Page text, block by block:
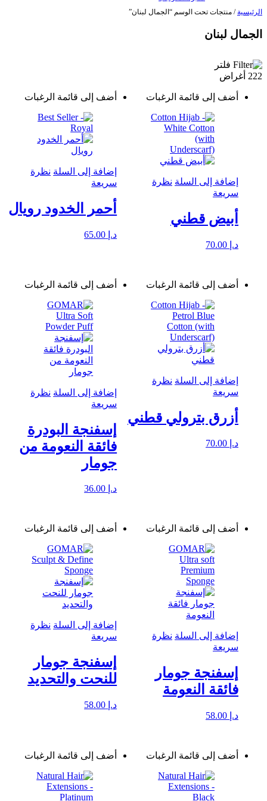
الرئيسية/ منتجات تحت الوسم “الجمال لبنان”
الجمال لبنان
فلتر
222 أغراض
أضف إلى قائمة الرغبات
إضافة إلى السلة نظرة
سريعة
أبيض قطني
د.إ
أضف إلى قائمة الرغبات
إضافة إلى السلة نظرة
سريعة
أحمر الخدود رويال
د.إ
أضف إلى قائمة الرغبات
إضافة إلى السلة نظرة
سريعة
أزرق بترولي قطني
د.إ
أضف إلى قائمة الرغبات
إضافة إلى السلة نظرة
سريعة
إسفنجة البودرة
فائقة النعومة من
جومار
د.إ
أضف إلى قائمة الرغبات
إضافة إلى السلة نظرة
سريعة
إسفنجة جومار
فائقة النعومة
د.إ
أضف إلى قائمة الرغبات
إضافة إلى السلة نظرة
سريعة
إسفنجة جومار
للنحت والتحديد
د.إ
أضف إلى قائمة الرغبات أضف إلى قائمة الرغبات